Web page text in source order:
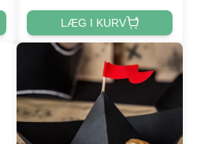
LÆG I KURV